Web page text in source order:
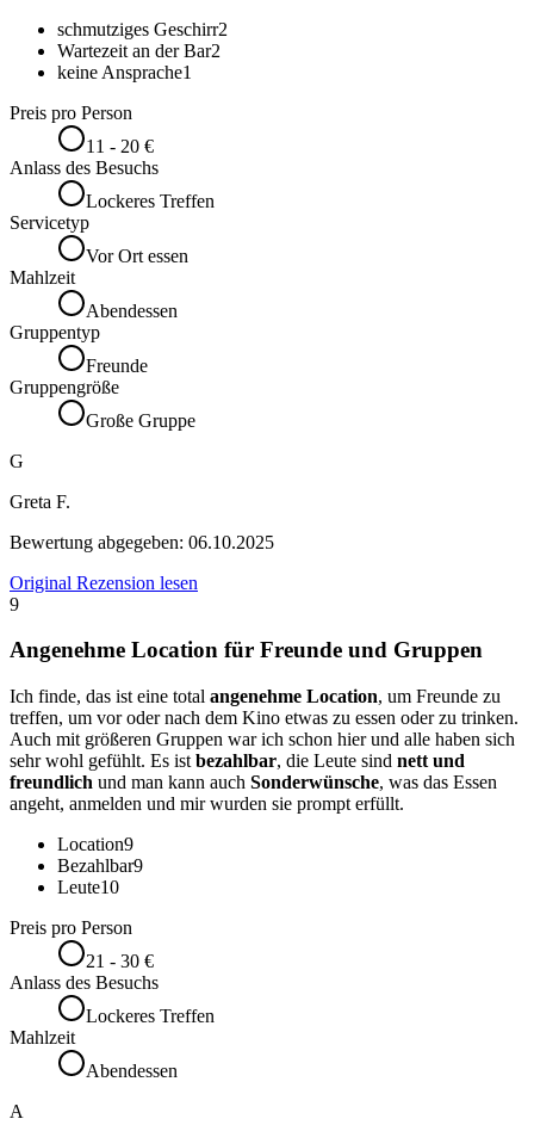
schmutziges Geschirr2
Wartezeit an der Bar2
keine Ansprache1
Preis pro Person
11 - 20 €
Anlass des Besuchs
Lockeres Treffen
Servicetyp
Vor Ort essen
Mahlzeit
Abendessen
Gruppentyp
Freunde
Gruppengröße
Große Gruppe
G
Greta F.
Bewertung abgegeben: 06.10.2025
Original Rezension lesen
9
Angenehme Location für Freunde und Gruppen
Ich finde, das ist eine total angenehme Location, um Freunde zu
treffen, um vor oder nach dem Kino etwas zu essen oder zu trinken.
Auch mit größeren Gruppen war ich schon hier und alle haben sich
sehr wohl gefühlt. Es ist bezahlbar, die Leute sind nett und
freundlich und man kann auch Sonderwünsche, was das Essen
angeht, anmelden und mir wurden sie prompt erfüllt.
Location9
Bezahlbar9
Leute10
Preis pro Person
21 - 30 €
Anlass des Besuchs
Lockeres Treffen
Mahlzeit
Abendessen
A